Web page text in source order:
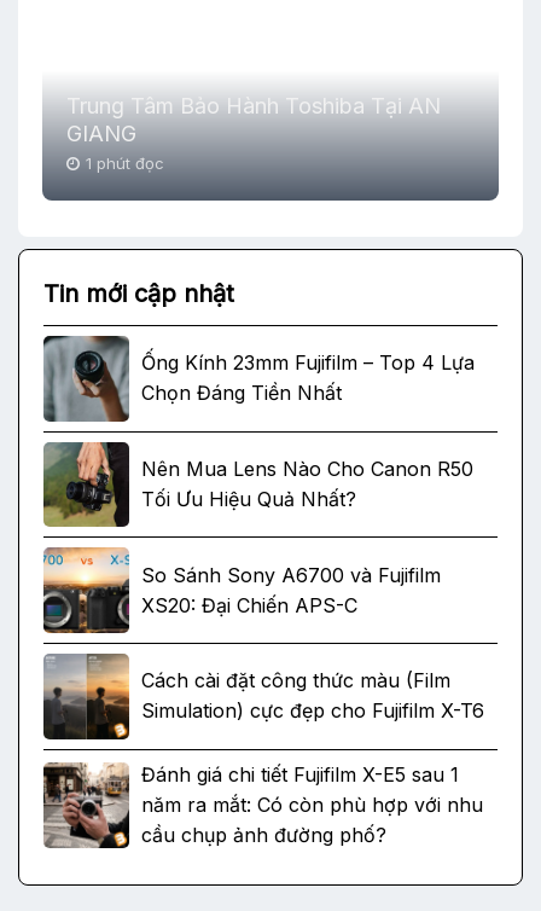
Trung Tâm Bảo Hành Toshiba Tại AN
GIANG
1 phút đọc
Tin mới cập nhật
Ống Kính 23mm Fujifilm – Top 4 Lựa
Chọn Đáng Tiền Nhất
Nên Mua Lens Nào Cho Canon R50
Tối Ưu Hiệu Quả Nhất?
So Sánh Sony A6700 và Fujifilm
XS20: Đại Chiến APS-C
Cách cài đặt công thức màu (Film
Simulation) cực đẹp cho Fujifilm X-T6
Đánh giá chi tiết Fujifilm X-E5 sau 1
năm ra mắt: Có còn phù hợp với nhu
cầu chụp ảnh đường phố?